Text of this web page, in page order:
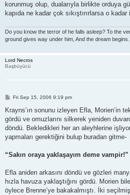
korunmuş olup, dualarıyla birlikte orduya
kapıda ne kadar çok sıkıştırırlarsa o kadar
Do you know the terror of he falls asleep? To the
ground gives way under him, And the dream begins...
Lord Necros
Başbüyücü
P
s
Fri Sep 15, 2006 9:19 pm
Krayns’ın sonunu izleyen Efla, Morien’in
gördü ve omuzlarını silkerek yeniden
döndü. Bekledikleri her an aleyhlerine
yapmaları gerektiğini bulup buradan gitme-
“Sakın oraya yaklaşayım deme vampir!”
Efla aniden arkasını döndü ve gözleri
hızla havuza yaklaştığını gördü. Morien
öylece Brenne’ye bakakalmıştı. İki